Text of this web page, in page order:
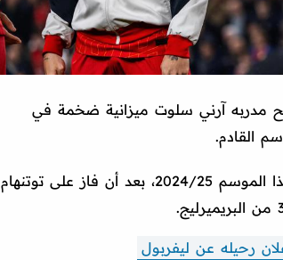
مدربه آرني سلوت ميزانية ضخمة في
القادم.
في حسم لقب الدوري الإنجليزي الممتاز هذا الموسم 2024/25، بعد أن فاز على توتنهام
رحيله عن ليفربول